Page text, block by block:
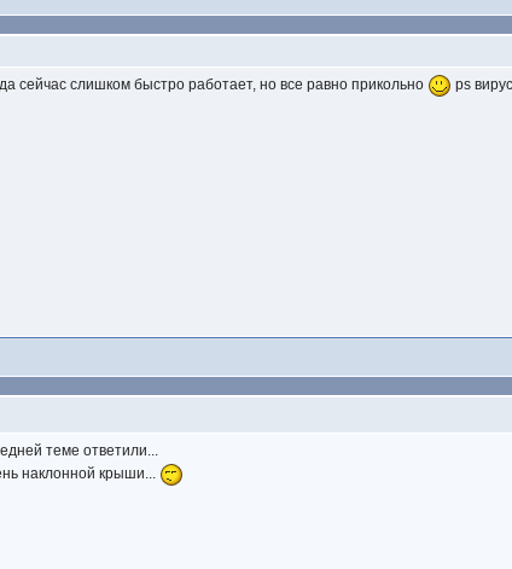
сейчас слишком быстро работает, но все равно прикольно
ps
теме ответили...
наклонной крыши...